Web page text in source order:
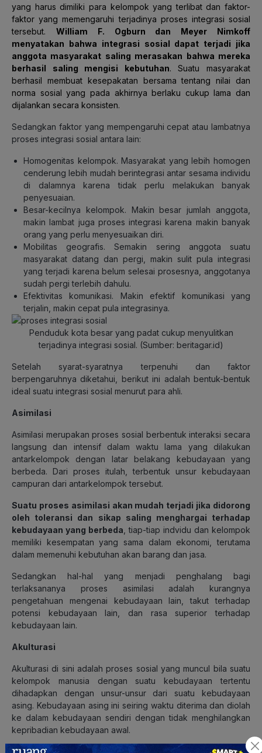
yang harus dimiliki para kelompok yang terlibat dan faktor-
faktor yang memengaruhi terjadinya proses integrasi sosial
tersebut. William F. Ogburn dan Meyer Nimkoff
menyatakan bahwa integrasi sosial dapat terjadi jika
anggota masyarakat saling merasakan bahwa mereka
berhasil saling mengisi kebutuhan. Suatu masyarakat
berhasil membuat kesepakatan bersama tentang nilai dan
norma sosial yang pada akhirnya berlaku cukup lama dan
dijalankan secara konsisten.
Sedangkan faktor yang mempengaruhi cepat atau lambatnya
proses integrasi sosial antara lain:
Homogenitas kelompok. Masyarakat yang lebih homogen
cenderung lebih mudah berintegrasi antar sesama individu
di dalamnya karena tidak perlu melakukan banyak
penyesuaian.
Besar-kecilnya kelompok. Makin besar jumlah anggota,
makin lambat juga proses integrasi karena makin banyak
orang yang perlu menyesuaikan diri.
Mobilitas geografis. Semakin sering anggota suatu
masyarakat datang dan pergi, makin sulit pula integrasi
yang terjadi karena belum selesai prosesnya, anggotanya
sudah pergi terlebih dahulu.
Efektivitas komunikasi. Makin efektif komunikasi yang
terjalin, makin cepat pula integrasinya.
Penduduk kota besar yang padat cukup menyulitkan
terjadinya integrasi sosial. (Sumber: beritagar.id)
Setelah syarat-syaratnya terpenuhi dan faktor
berpengaruhnya diketahui, berikut ini adalah bentuk-bentuk
ideal suatu integrasi sosial menurut para ahli.
Asimilasi
Asimilasi merupakan proses sosial berbentuk interaksi secara
langsung dan intensif dalam waktu lama yang dilakukan
antarkelompok dengan latar belakang kebudayaan yang
berbeda. Dari proses itulah, terbentuk unsur kebudayaan
campuran dari antarkelompok tersebut.
Suatu proses asimilasi akan mudah terjadi jika didorong
oleh toleransi dan sikap saling menghargai terhadap
kebudayaan yang berbeda , tiap-tiap indvidu dan kelompok
memiliki kesempatan yang sama dalam ekonomi, terutama
dalam memenuhi kebutuhan akan barang dan jasa.
Sedangkan hal-hal yang menjadi penghalang bagi
terlaksananya proses asimilasi adalah kurangnya
pengetahuan mengenai kebudayaan lain, takut terhadap
potensi kebudayaan lain, dan rasa superior terhadap
kebudayaan lain.
Akulturasi
Akulturasi di sini adalah proses sosial yang muncul bila suatu
kelompok manusia dengan suatu kebudayaan tertentu
dihadapkan dengan unsur-unsur dari suatu kebudayaan
asing. Kebudayaan asing ini seiring waktu diterima dan diolah
ke dalam kebudayaan sendiri dengan tidak menghilangkan
kepribadian kebudayaan awal.